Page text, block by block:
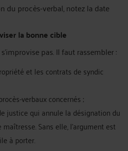
du procès-verbal, notez la date
la bonne cible
pas. Il faut rassembler :
et les contrats de syndic
verbaux concernés ;
justice qui annule la désignation du
maîtresse. Sans elle, l’argument est
à porter.